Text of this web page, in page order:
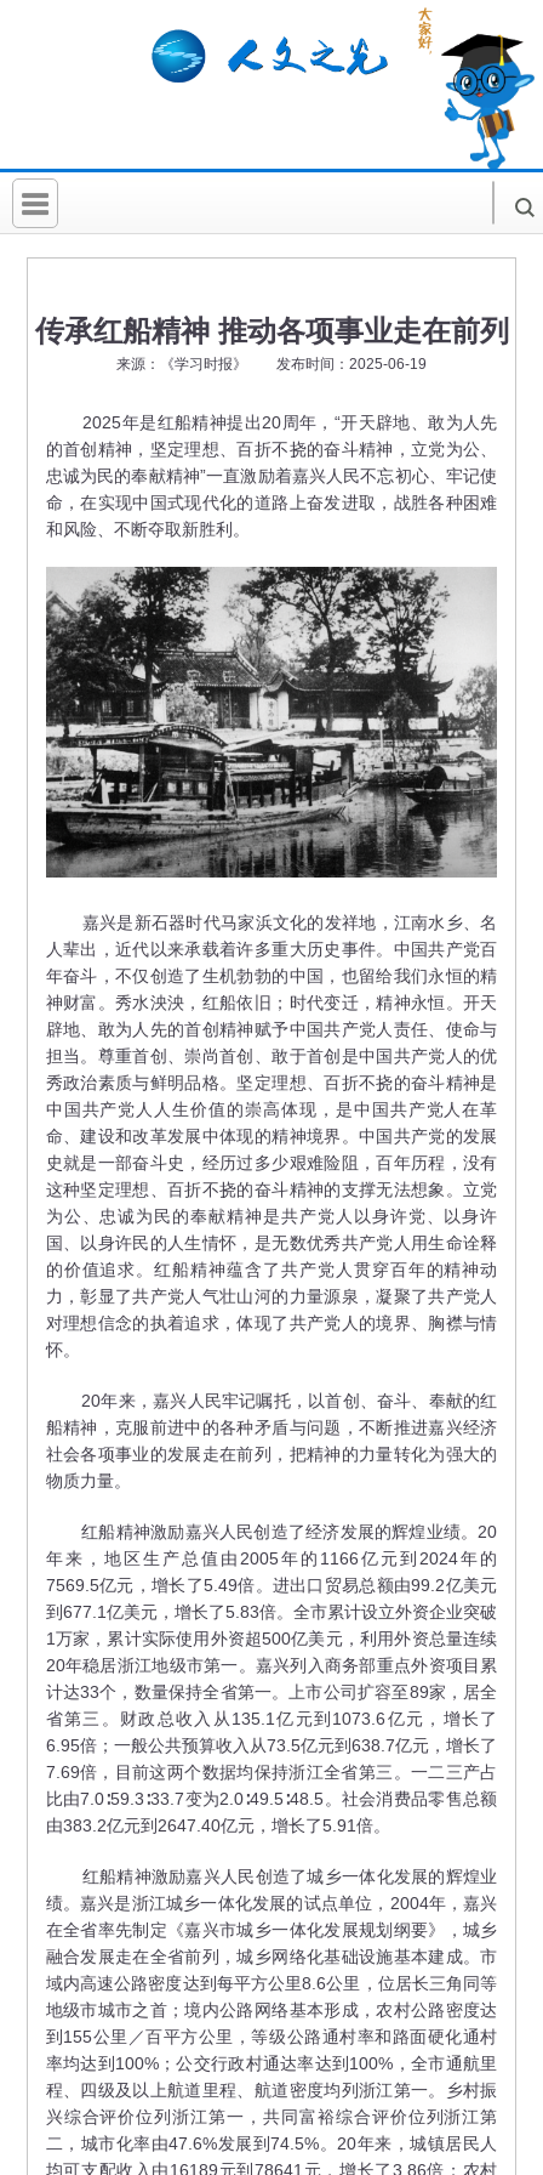
首 页
社科讲堂
科普活动
传承红船精神 推动各项事业走在前列
来源：《学习时报》 发布时间：2025-06-19
2025年是红船精神提出20周年，“开天辟地、敢为人先
的首创精神，坚定理想、百折不挠的奋斗精神，立党为公、
忠诚为民的奉献精神”一直激励着嘉兴人民不忘初心、牢记使
命，在实现中国式现代化的道路上奋发进取，战胜各种困难
和风险、不断夺取新胜利。
嘉兴是新石器时代马家浜文化的发祥地，江南水乡、名
人辈出，近代以来承载着许多重大历史事件。中国共产党百
年奋斗，不仅创造了生机勃勃的中国，也留给我们永恒的精
神财富。秀水泱泱，红船依旧；时代变迁，精神永恒。开天
辟地、敢为人先的首创精神赋予中国共产党人责任、使命与
担当。尊重首创、崇尚首创、敢于首创是中国共产党人的优
秀政治素质与鲜明品格。坚定理想、百折不挠的奋斗精神是
中国共产党人人生价值的崇高体现，是中国共产党人在革
命、建设和改革发展中体现的精神境界。中国共产党的发展
史就是一部奋斗史，经历过多少艰难险阻，百年历程，没有
这种坚定理想、百折不挠的奋斗精神的支撑无法想象。立党
为公、忠诚为民的奉献精神是共产党人以身许党、以身许
国、以身许民的人生情怀，是无数优秀共产党人用生命诠释
的价值追求。红船精神蕴含了共产党人贯穿百年的精神动
力，彰显了共产党人气壮山河的力量源泉，凝聚了共产党人
对理想信念的执着追求，体现了共产党人的境界、胸襟与情
怀。
20年来，嘉兴人民牢记嘱托，以首创、奋斗、奉献的红
船精神，克服前进中的各种矛盾与问题，不断推进嘉兴经济
社会各项事业的发展走在前列，把精神的力量转化为强大的
物质力量。
红船精神激励嘉兴人民创造了经济发展的辉煌业绩。20
年来，地区生产总值由2005年的1166亿元到2024年的
7569.5亿元，增长了5.49倍。进出口贸易总额由99.2亿美元
到677.1亿美元，增长了5.83倍。全市累计设立外资企业突破
1万家，累计实际使用外资超500亿美元，利用外资总量连续
20年稳居浙江地级市第一。嘉兴列入商务部重点外资项目累
计达33个，数量保持全省第一。上市公司扩容至89家，居全
省第三。财政总收入从135.1亿元到1073.6亿元，增长了
6.95倍；一般公共预算收入从73.5亿元到638.7亿元，增长了
7.69倍，目前这两个数据均保持浙江全省第三。一二三产占
比由7.0∶59.3∶33.7变为2.0∶49.5∶48.5。社会消费品零售总额
由383.2亿元到2647.40亿元，增长了5.91倍。
红船精神激励嘉兴人民创造了城乡一体化发展的辉煌业
绩。嘉兴是浙江城乡一体化发展的试点单位，2004年，嘉兴
在全省率先制定《嘉兴市城乡一体化发展规划纲要》，城乡
融合发展走在全省前列，城乡网络化基础设施基本建成。市
域内高速公路密度达到每平方公里8.6公里，位居长三角同等
地级市城市之首；境内公路网络基本形成，农村公路密度达
到155公里／百平方公里，等级公路通村率和路面硬化通村
率均达到100%；公交行政村通达率达到100%，全市通航里
程、四级及以上航道里程、航道密度均列浙江第一。乡村振
兴综合评价位列浙江第一，共同富裕综合评价位列浙江第
二，城市化率由47.6%发展到74.5%。20年来，城镇居民人
均可支配收入由16189元到78641元，增长了3.86倍；农村